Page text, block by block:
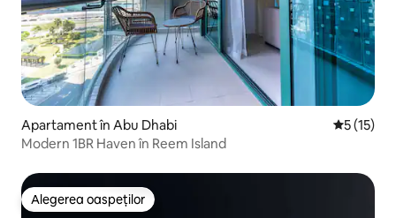
Apartament în Abu Dhabi Scor
5 (15)
Modern 1BR Haven în Reem Island
Alegerea oaspeților
Alegerea oaspeților